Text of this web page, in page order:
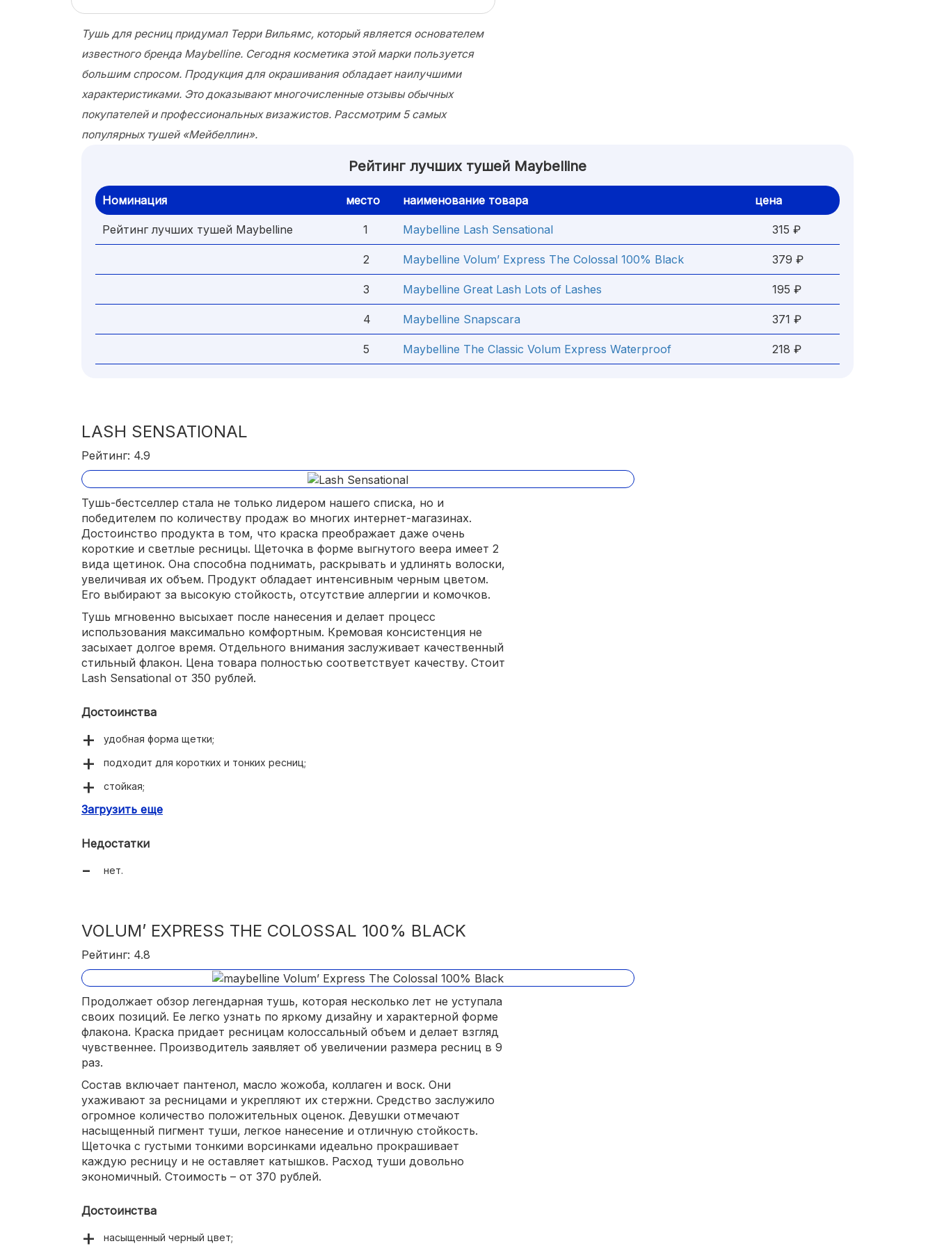
Тушь для ресниц придумал Терри Вильямс, который является основателем
известного бренда Maybelline. Сегодня косметика этой марки пользуется
большим спросом. Продукция для окрашивания обладает наилучшими
характеристиками. Это доказывают многочисленные отзывы обычных
покупателей и профессиональных визажистов. Рассмотрим 5 самых
популярных тушей «Мейбеллин».
Рейтинг лучших тушей Maybelline
Номинация место наименование товара цена
Рейтинг лучших тушей Maybelline 1 Maybelline Lash Sensational 315 ₽
2 Maybelline Volum’ Express The Colossal 100% Black 379 ₽
3 Maybelline Great Lash Lots of Lashes 195 ₽
4 Maybelline Snapscara 371 ₽
5 Maybelline The Classic Volum Express Waterproof 218 ₽
LASH SENSATIONAL
Рейтинг: 4.9
Тушь-бестселлер стала не только лидером нашего списка, но и
победителем по количеству продаж во многих интернет-магазинах.
Достоинство продукта в том, что краска преображает даже очень
короткие и светлые ресницы. Щеточка в форме выгнутого веера имеет 2
вида щетинок. Она способна поднимать, раскрывать и удлинять волоски,
увеличивая их объем. Продукт обладает интенсивным черным цветом.
Его выбирают за высокую стойкость, отсутствие аллергии и комочков.
Тушь мгновенно высыхает после нанесения и делает процесс
использования максимально комфортным. Кремовая консистенция не
засыхает долгое время. Отдельного внимания заслуживает качественный
стильный флакон. Цена товара полностью соответствует качеству. Стоит
Lash Sensational от 350 рублей.
Достоинства
удобная форма щетки;
подходит для коротких и тонких ресниц;
стойкая;
гипоаллергенность;
Загрузить еще
Недостатки
нет.
VOLUM’ EXPRESS THE COLOSSAL 100% BLACK
Рейтинг: 4.8
Продолжает обзор легендарная тушь, которая несколько лет не уступала
своих позиций. Ее легко узнать по яркому дизайну и характерной форме
флакона. Краска придает ресницам колоссальный объем и делает взгляд
чувственнее. Производитель заявляет об увеличении размера ресниц в 9
раз.
Состав включает пантенол, масло жожоба, коллаген и воск. Они
ухаживают за ресницами и укрепляют их стержни. Средство заслужило
огромное количество положительных оценок. Девушки отмечают
насыщенный пигмент туши, легкое нанесение и отличную стойкость.
Щеточка с густыми тонкими ворсинками идеально прокрашивает
каждую ресницу и не оставляет катышков. Расход туши довольно
экономичный. Стоимость – от 370 рублей.
Достоинства
насыщенный черный цвет;